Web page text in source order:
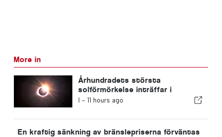
More in
Århundradets största
solförmörkelse inträffar i
Portugal
I - 11 hours ago
En kraftig sänkning av bränslepriserna förväntas